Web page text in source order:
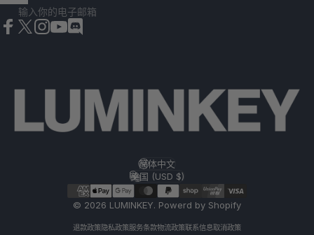
输入你的电子邮箱
© 2026 LUMINKEY. Powerd by Shopify
退款政策隐私政策服务条款物流政策联系信息取消政策
语言
简体中文
国家/地区
美国 (USD $)